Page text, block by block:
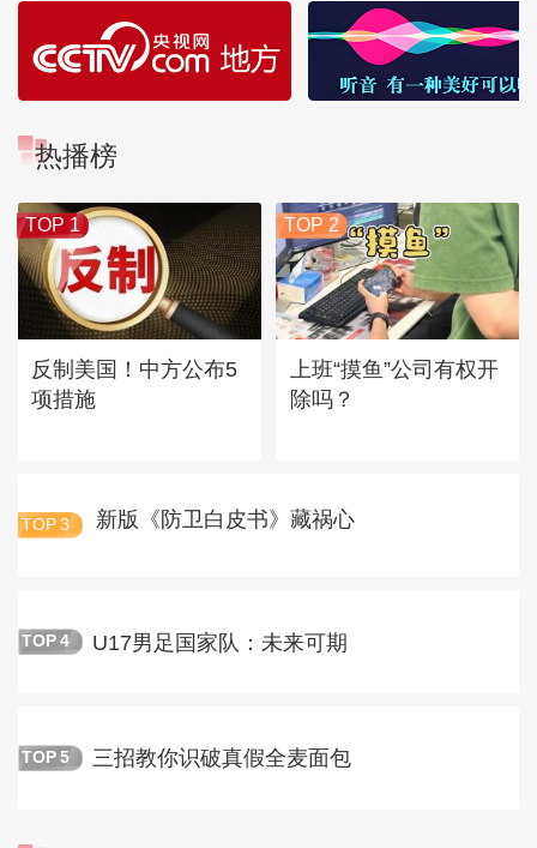
热播榜
TOP 1
反制美国！中方公布5
项措施
TOP 2
上班“摸鱼”公司有权开
除吗？
TOP 3 新版《防卫白皮书》藏祸心
TOP 4 U17男足国家队：未来可期
TOP 5 三招教你识破真假全麦面包